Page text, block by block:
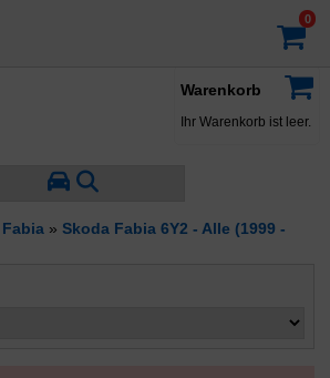
Warenkorb
Ihr Warenkorb ist leer.
Fabia » Skoda Fabia 6Y2 - Alle (1999 -